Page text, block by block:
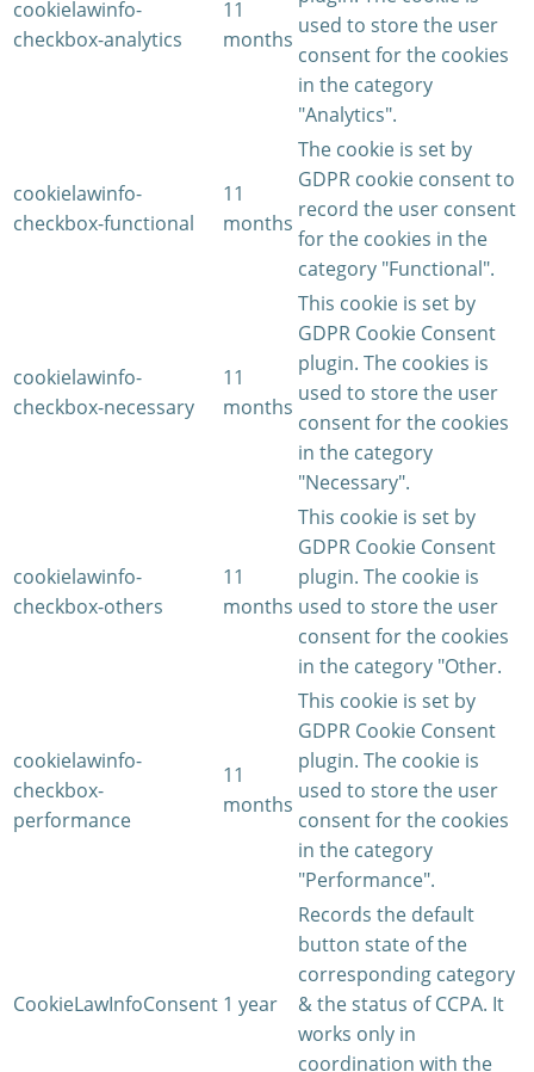
cookielawinfo-
checkbox-analytics
11
months
used to store the user
consent for the cookies
in the category
"Analytics".
cookielawinfo-
checkbox-functional
11
months
The cookie is set by
GDPR cookie consent to
record the user consent
for the cookies in the
category "Functional".
cookielawinfo-
checkbox-necessary
11
months
This cookie is set by
GDPR Cookie Consent
plugin. The cookies is
used to store the user
consent for the cookies
in the category
"Necessary".
cookielawinfo-
checkbox-others
11
months
This cookie is set by
GDPR Cookie Consent
plugin. The cookie is
used to store the user
consent for the cookies
in the category "Other.
cookielawinfo-
checkbox-
performance
11
months
This cookie is set by
GDPR Cookie Consent
plugin. The cookie is
used to store the user
consent for the cookies
in the category
"Performance".
CookieLawInfoConsent 1 year
Records the default
button state of the
corresponding category
& the status of CCPA. It
works only in
coordination with the